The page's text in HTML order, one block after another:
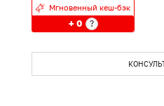
Мгновенный кеш-бэк
+ 0 ?